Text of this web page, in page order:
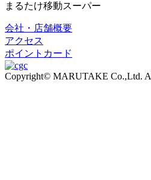
まるたけ移動スーパー
会社・店舗概要
アクセス
ポイントカード
Copyright© MARUTAKE Co.,Ltd.